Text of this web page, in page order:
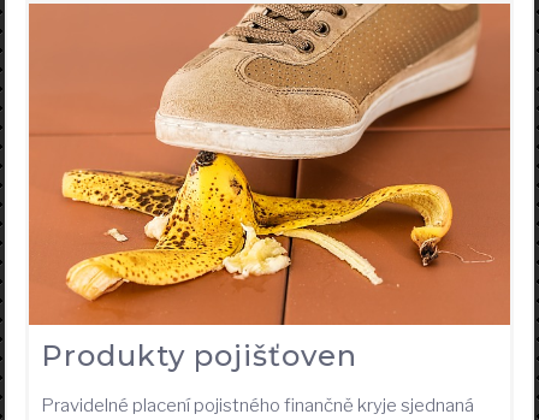
Produkty pojišťoven
Pravidelné placení pojistného finančně kryje sjednaná